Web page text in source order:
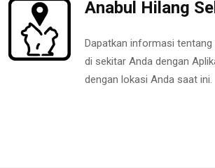
Anabul Hilang
Dapatkan informasi tentang
di sekitar Anda dengan
dengan lokasi Anda saat ini.